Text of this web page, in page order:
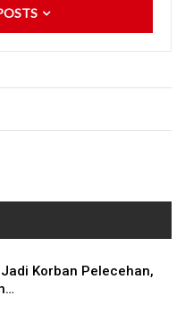
Korban Pelecehan,